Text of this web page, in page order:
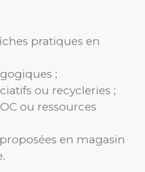
pratiques en
;
ou recycleries ;
ou ressources
en magasin